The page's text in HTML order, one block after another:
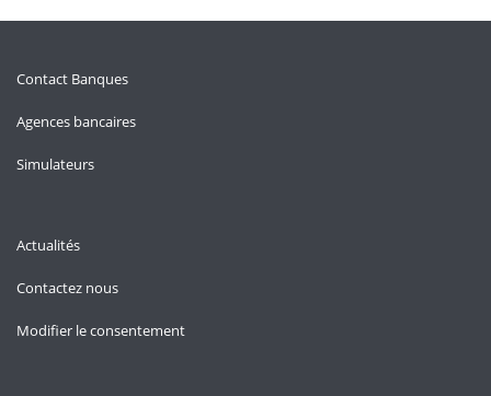
Contact Banques
Agences bancaires
Simulateurs
Actualités
Contactez nous
Modifier le consentement